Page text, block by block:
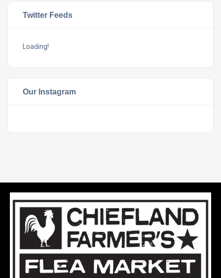
Twitter Feeds
Loading!
Our Instagram